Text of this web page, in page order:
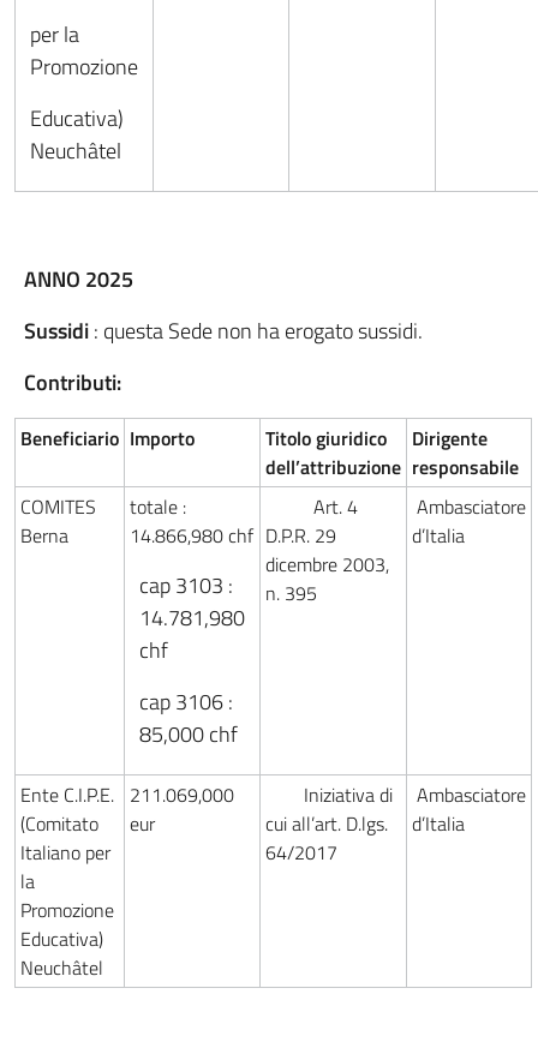
per la
Promozione
Educativa)
Neuchâtel
ANNO 2025
Sussidi: questa Sede non ha erogato sussidi.
Contributi:
Beneficiario Importo
Titolo giuridico
dell’attribuzione
Dirigente
responsabile
COMITES
Berna
totale :
14.866,980 chf
cap 3103 :
14.781,980
chf
cap 3106 :
85,000 chf
Art. 4
D.P.R. 29
dicembre 2003,
n. 395
Ambasciatore
d’Italia
Ente C.I.P.E.
(Comitato
Italiano per
la
Promozione
Educativa)
Neuchâtel
211.069,000
eur
Iniziativa di
cui all’art. D.lgs.
64/2017
Ambasciatore
d’Italia